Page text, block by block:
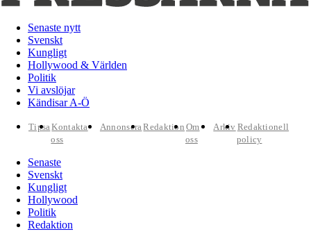
Senaste nytt
Svenskt
Kungligt
Hollywood & Världen
Politik
Vi avslöjar
Kändisar A-Ö
TipsaKontakta
oss
AnnonseraRedaktion Om
oss
Arkiv Redaktionell
policy
Senaste
Svenskt
Kungligt
Hollywood
Politik
Redaktion